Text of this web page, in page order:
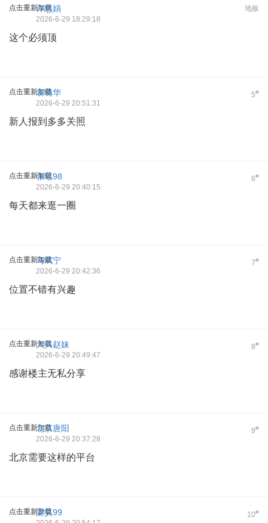
点击重新加载 地板
许思娟
2026-6-29 18:29:18
这个必须顶
点击重新加载 5#
袁璐华
2026-6-29 20:51:31
新人报到多多关照
点击重新加载 6#
张瑶98
2026-6-29 20:40:15
每天都来逛一圈
点击重新加载 7#
马斌宁
2026-6-29 20:42:36
位置不错有兴趣
点击重新加载 8#
大兴赵妹
2026-6-29 20:49:47
感谢楼主无私分享
点击重新加载 9#
北京唐阳
2026-6-29 20:37:28
北京需要这样的平台
点击重新加载 10#
梁昊99